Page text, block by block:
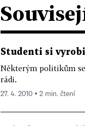
Studenti si
Některým politikům
rádi.
27. 4. 2010 ▪ 2 min. čtení